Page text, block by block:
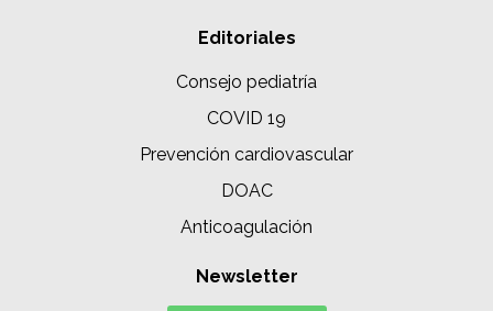
Editoriales
Consejo pediatría
COVID 19
Prevención cardiovascular
DOAC
Anticoagulación
Newsletter